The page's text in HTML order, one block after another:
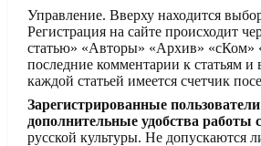
Управление. Вверху находится
Регистрация на сайте происходит
статью» «Авторы» «Архив» «сКом»
последние комментарии к статьям
каждой статьей имеется счетчик
Зарегистрированные пользователи
дополнительные удобства работы
русской культуры. Не допускаются